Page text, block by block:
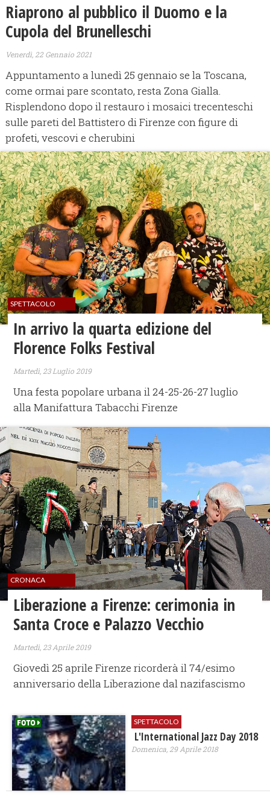
Riaprono al pubblico il Duomo e la
Cupola del Brunelleschi
Venerdì, 22 Gennaio 2021
Appuntamento a lunedì 25 gennaio se la Toscana,
come ormai pare scontato, resta Zona Gialla.
Risplendono dopo il restauro i mosaici trecenteschi
sulle pareti del Battistero di Firenze con figure di
profeti, vescovi e cherubini
SPETTACOLO
In arrivo la quarta edizione del
Florence Folks Festival
Martedì, 23 Luglio 2019
Una festa popolare urbana il 24-25-26-27 luglio
alla Manifattura Tabacchi Firenze
CRONACA
​Liberazione a Firenze: cerimonia in
Santa Croce e Palazzo Vecchio
Martedì, 23 Aprile 2019
Giovedì 25 aprile Firenze ricorderà il 74/esimo
anniversario della Liberazione dal nazifascismo
SPETTACOLO
L'International Jazz Day 2018
Domenica, 29 Aprile 2018